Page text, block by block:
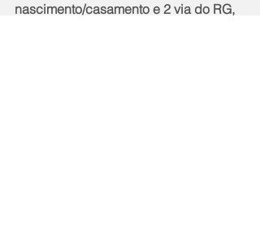
nascimento/casamento e 2 via do RG,